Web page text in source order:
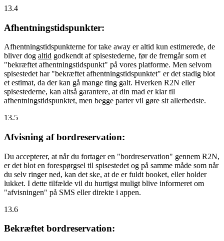
13.4
Afhentningstidspunkter:
Afhentningstidspunkterne for take away er altid kun estimerede, de
bliver dog altid godkendt af spisestederne, før de fremgår som et
"bekræftet afhentningstidspunkt" på vores platforme. Men selvom
spisestedet har "bekræftet afhentningstidspunktet" er det stadig blot
et estimat, da der kan gå mange ting galt. Hverken R2N eller
spisestederne, kan altså garantere, at din mad er klar til
afhentningstidspunktet, men begge parter vil gøre sit allerbedste.
13.5
Afvisning af bordreservation:
Du accepterer, at når du fortager en "bordreservation" gennem R2N,
er det blot en forespørgsel til spisestedet og på samme måde som når
du selv ringer ned, kan det ske, at de er fuldt booket, eller holder
lukket. I dette tilfælde vil du hurtigst muligt blive informeret om
"afvisningen" på SMS eller direkte i appen.
13.6
Bekræftet bordreservation: